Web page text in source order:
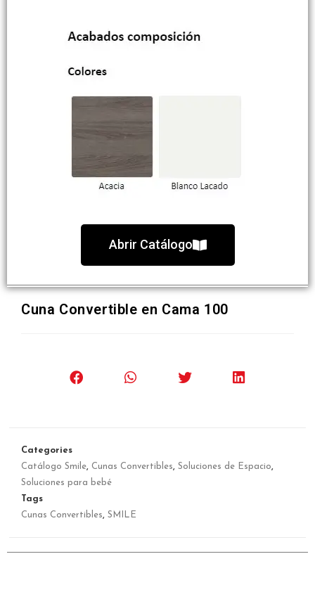
Abrir Catálogo
Cuna Convertible en Cama 100
Categories
Catálogo Smile, Cunas Convertibles, Soluciones de Espacio,
Soluciones para bebé
Tags
Cunas Convertibles, SMILE